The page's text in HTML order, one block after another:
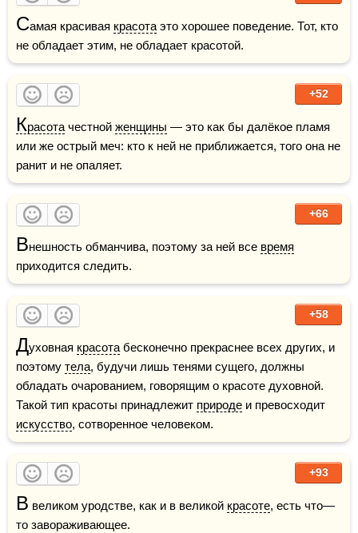
Самая красивая красота это хорошее поведение. Тот, кто
не обладает этим, не обладает красотой.
+52
Красота честной женщины — это как бы далёкое пламя
или же острый меч: кто к ней не приближается, того она не
ранит и не опаляет.
+66
Внешность обманчива, поэтому за ней все время
приходится следить.
+58
Духовная красота бесконечно прекраснее всех других, и
поэтому тела, будучи лишь тенями сущего, должны
обладать очарованием, говорящим о красоте духовной.
Такой тип красоты принадлежит природе
искусство, сотворенное человеком.
+93
В великом уродстве, как и в великой красоте, есть что—
то завораживающее.